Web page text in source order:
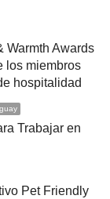
Warmth Awards
los miembros
hospitalidad
Trabajar en
Pet Friendly